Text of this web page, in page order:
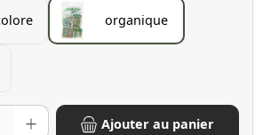
organique
: Entrez la quantité souhaitée ou utilisez les
Ajouter au panier